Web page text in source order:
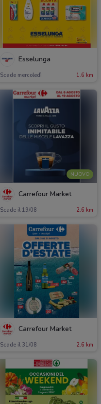
Esselunga
Scade mercoledì 1.6 km
NUOVO
Carrefour Market
Scade il 19/08 2.6 km
Carrefour Market
Scade il 31/08 2.6 km